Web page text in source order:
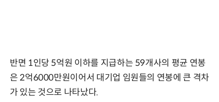
반면 1인당 5억원 이하를 지급하는 59개사의 평균 연봉
은 2억6000만원이어서 대기업 임원들의 연봉에 큰 격차
가 있는 것으로 나타났다.